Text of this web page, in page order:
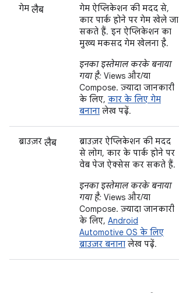
गेमलैब
गेम ऐप्लिकेशन की मदद से,
कार पार्क होने पर गेम खेले जा
सकते हैं. इन ऐप्लिकेशन का
मुख्य मकसद गेम खेलना है.
इनका इस्तेमाल करके बनाया
गया है: Views और/या
Compose. ज़्यादा जानकारी
के लिए, कार के लिए गेम
बनाना लेख पढ़ें.
ब्राउज़रलैब
ब्राउज़र ऐप्लिकेशन की मदद
से लोग, कार के पार्क होने पर
वेब पेज ऐक्सेस कर सकते हैं.
इनका इस्तेमाल करके बनाया
गया है: Views और/या
Compose. ज़्यादा जानकारी
के लिए, Android
Automotive OS के लिए
ब्राउज़र बनाना लेख पढ़ें.